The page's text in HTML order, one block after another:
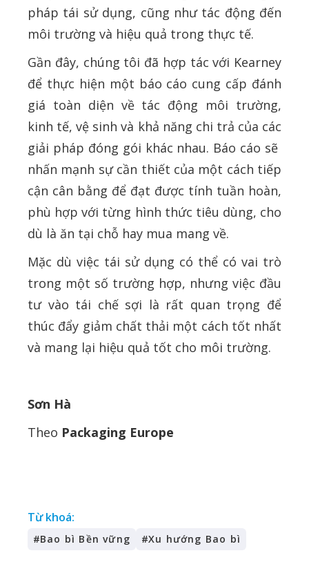
pháp tái sử dụng, cũng như tác động đến
môi trường và hiệu quả trong thực tế.
Gần đây, chúng tôi đã hợp tác với Kearney
để thực hiện một báo cáo cung cấp đánh
giá toàn diện về tác động môi trường,
kinh tế, vệ sinh và khả năng chi trả của các
giải pháp đóng gói khác nhau. Báo cáo sẽ
nhấn mạnh sự cần thiết của một cách tiếp
cận cân bằng để đạt được tính tuần hoàn,
phù hợp với từng hình thức tiêu dùng, cho
dù là ăn tại chỗ hay mua mang về.
Mặc dù việc tái sử dụng có thể có vai trò
trong một số trường hợp, nhưng việc đầu
tư vào tái chế sợi là rất quan trọng để
thúc đẩy giảm chất thải một cách tốt nhất
và mang lại hiệu quả tốt cho môi trường.
Sơn Hà
Theo Packaging Europe
Từ khoá:
#Bao bì Bền vững #Xu hướng Bao bì